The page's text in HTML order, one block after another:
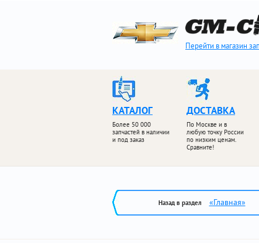
Перейти в магазин
КАТАЛОГ
Более 50 000
запчастей в наличии
и под заказ
ДОСТАВКА
По Москве и в
любую точку России
по низким ценам.
Сравните!
Назад в раздел «Главная»